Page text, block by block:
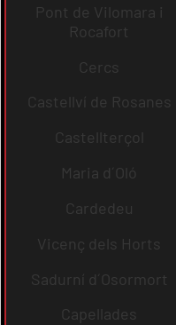
Pont de Vilomara i
Rocafort
Cercs
Castellví de Rosanes
Castellterçol
Maria d´Oló
Cardedeu
Vicenç dels Horts
Sadurní d´Osormort
Capellades